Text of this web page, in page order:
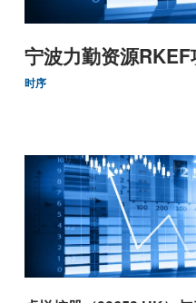
宁波力勤资源
时序